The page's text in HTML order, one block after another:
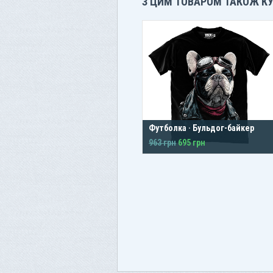
Футболка · Бульдог-байкер
963 грн 695 грн